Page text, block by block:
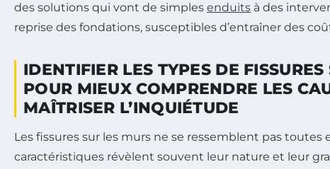
des solutions qui vont de simples enduits à des
reprise des fondations, susceptibles d’entraîner des
IDENTIFIER LES TYPES DE FISSURES
POUR MIEUX COMPRENDRE LES
MAÎTRISER L’INQUIÉTUDE
Les fissures sur les murs ne se ressemblent pas toutes
caractéristiques révèlent souvent leur nature et leur